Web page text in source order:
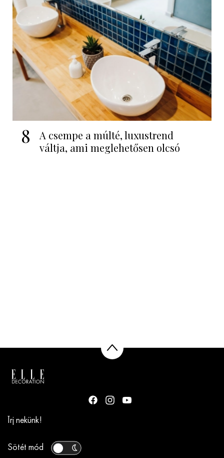
8
A csempe a múlté, luxustrend
váltja, ami meglehetősen olcsó
Írj nekünk!
Sötét mód